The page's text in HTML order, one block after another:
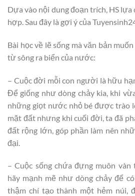
Dựa vào nội dung đoạn trích, HS
hợp. Sau đây là gợi ý của
Bài học về lẽ sống mà văn bản
từ sông ra biển của nước:
– Cuộc đời mỗi con người là hữu
Để giống như dòng chảy kia, khi
những giọt nước nhỏ bé được trào
mặt đất nhưng khi cuối đời, ta đã
đất rộng lớn, góp phần làm nên
đại.
– Cuộc sống chứa đựng muôn
hãy mạnh mẽ như dòng chảy để
thậm chí tạo thành một hẻm núi,